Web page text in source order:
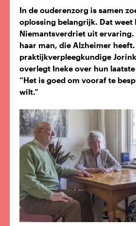
In de ouderenzorg is samen
oplossing belangrijk. Dat weet
Niemantsverdriet uit
haar man, die Alzheimer
praktijkverpleegkundige
overlegt Ineke over hun
“Het is goed om vooraf te
wilt.”